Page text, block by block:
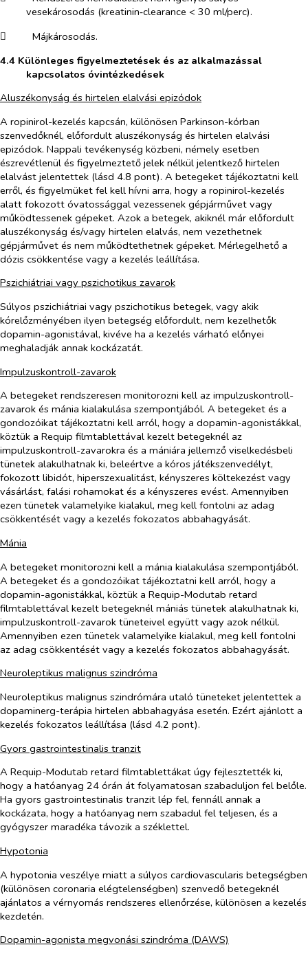
vesekárosodás (kreatinin‑clearance < 30 ml/perc).
​
Májkárosodás.
4.4 Különleges figyelmeztetések és az alkalmazással
kapcsolatos óvintézkedések
Aluszékonyság és hirtelen elalvási epizódok
A ropinirol-kezelés kapcsán, különösen Parkinson-kórban
szenvedőknél, előfordult aluszékonyság és hirtelen elalvási
epizódok. Nappali tevékenység közbeni, némely esetben
észrevétlenül és figyelmeztető jelek nélkül jelentkező hirtelen
elalvást jelentettek (lásd 4.8 pont). A betegeket tájékoztatni kell
erről, és figyelmüket fel kell hívni arra, hogy a ropinirol-kezelés
alatt fokozott óvatossággal vezessenek gépjárművet vagy
működtessenek gépeket. Azok a betegek, akiknél már előfordult
aluszékonyság és/vagy hirtelen elalvás, nem vezethetnek
gépjárművet és nem működtethetnek gépeket. Mérlegelhető a
dózis csökkentése vagy a kezelés leállítása.
Pszichiátriai vagy pszichotikus zavarok
Súlyos pszichiátriai vagy pszichotikus betegek, vagy akik
kórelőzményében ilyen betegség előfordult, nem kezelhetők
dopamin-agonistával, kivéve ha a kezelés várható előnyei
meghaladják annak kockázatát.
Impulzuskontroll-zavarok
A betegeket rendszeresen monitorozni kell az impulzuskontroll-
zavarok és mánia kialakulása szempontjából. A betegeket és a
gondozóikat tájékoztatni kell arról, hogy a dopamin-agonistákkal,
köztük a Requip filmtablettával kezelt betegeknél az
impulzuskontroll-zavarokra és a mániára jellemző viselkedésbeli
tünetek alakulhatnak ki, beleértve a kóros játékszenvedélyt,
fokozott libidót, hiperszexualitást, kényszeres költekezést vagy
vásárlást, falási rohamokat és a kényszeres evést. Amennyiben
ezen tünetek valamelyike kialakul, meg kell fontolni az adag
csökkentését vagy a kezelés fokozatos abbahagyását.
Mánia
A betegeket monitorozni kell a mánia kialakulása szempontjából.
A betegeket és a gondozóikat tájékoztatni kell arról, hogy a
dopamin-agonistákkal, köztük a Requip-Modutab retard
filmtablettával kezelt betegeknél mániás tünetek alakulhatnak ki,
impulzuskontroll-zavarok tüneteivel együtt vagy azok nélkül.
Amennyiben ezen tünetek valamelyike kialakul, meg kell fontolni
az adag csökkentését vagy a kezelés fokozatos abbahagyását.
Neuroleptikus malignus szindróma
Neuroleptikus malignus szindrómára utaló tüneteket jelentettek a
dopaminerg-terápia hirtelen abbahagyása esetén. Ezért ajánlott a
kezelés fokozatos leállítása (lásd 4.2 pont).
Gyors gastrointestinalis tranzit
A Requip-Modutab retard filmtablettákat úgy fejlesztették ki,
hogy a hatóanyag 24 órán át folyamatosan szabaduljon fel belőle.
Ha gyors gastrointestinalis tranzit lép fel, fennáll annak a
kockázata, hogy a hatóanyag nem szabadul fel teljesen, és a
gyógyszer maradéka távozik a széklettel.
Hypotonia
A hypotonia veszélye miatt a súlyos cardiovascularis betegségben
(különösen coronaria elégtelenségben) szenvedő betegeknél
ajánlatos a vérnyomás rendszeres ellenőrzése, különösen a kezelés
kezdetén.
Dopamin-agonista megvonási szindróma (DAWS)